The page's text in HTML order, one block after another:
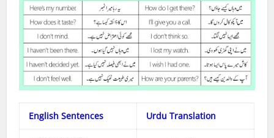
English Sentences Urdu Translation